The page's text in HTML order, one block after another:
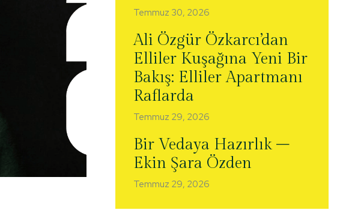
Temmuz 30, 2026
Ali Özgür Özkarcı’dan
Elliler Kuşağına Yeni Bir
Bakış: Elliler Apartmanı
Raflarda
Temmuz 29, 2026
Bir Vedaya Hazırlık –
Ekin Şara Özden
Temmuz 29, 2026